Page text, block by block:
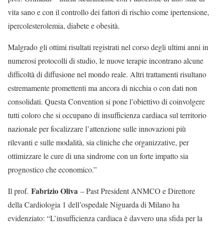
vita sano e con il controllo dei fattori di rischio come ipertensione,
ipercolesterolemia, diabete e obesità.
Malgrado gli ottimi risultati registrati nel corso degli ultimi anni in
numerosi protocolli di studio, le nuove terapie incontrano alcune
difficoltà di diffusione nel mondo reale. Altri trattamenti risultano
estremamente promettenti ma ancora di nicchia o con dati non
consolidati. Questa Convention si pone l’obiettivo di coinvolgere
tutti coloro che si occupano di insufficienza cardiaca sul territorio
nazionale per focalizzare l’attenzione sulle innovazioni più
rilevanti e sulle modalità, sia cliniche che organizzative, per
ottimizzare le cure di una sindrome con un forte impatto sia
prognostico che economico.”
Il prof. Fabrizio Oliva – Past President ANMCO e Direttore
della Cardiologia 1 dell’ospedale Niguarda di Milano ha
evidenziato: “L’insufficienza cardiaca è davvero una sfida per la